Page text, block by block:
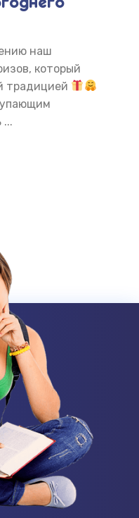
наш
который
традицией
...